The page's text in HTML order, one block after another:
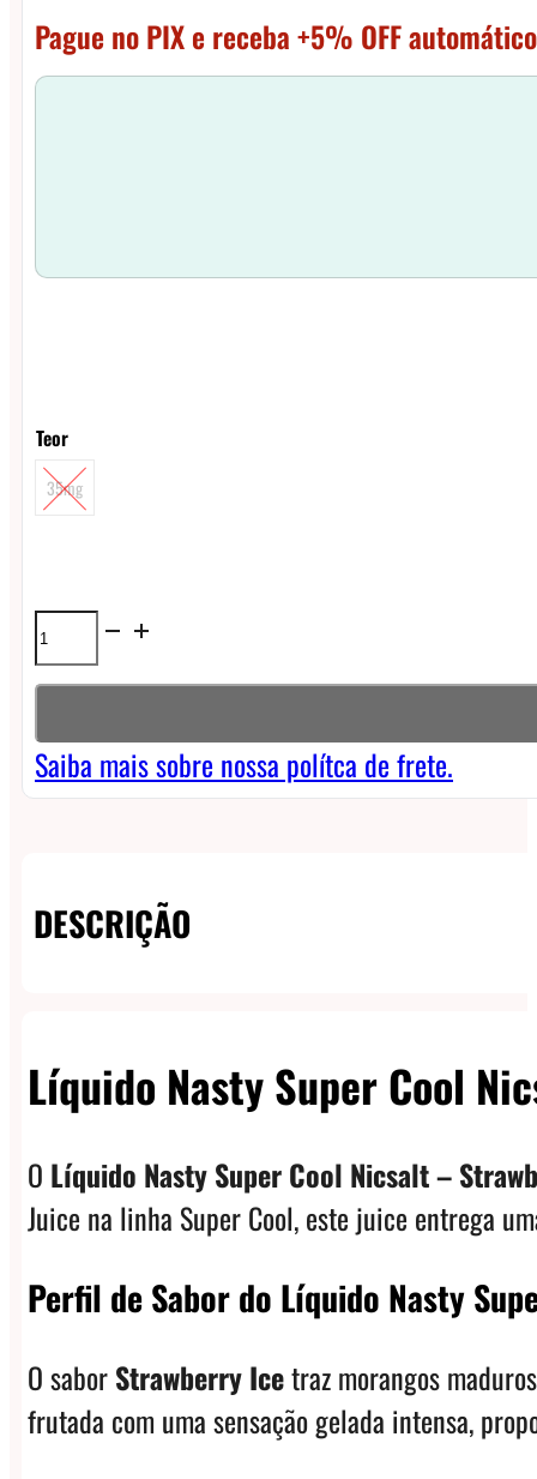
Pague no PIX e receba +5% OFF
Teor
35mg
Líquido
Nasty
Cool
Nicsalt
Ice
Saiba mais sobre nossa polítca de frete.
DESCRIÇÃO
Líquido Nasty Super Cool
O Líquido Nasty Super Cool Nicsalt –
Juice na linha Super Cool, este juice entrega
Perfil de Sabor do Líquido Nasty
O saborStrawberry Icetraz morangos
frutada com uma sensação gelada intensa,